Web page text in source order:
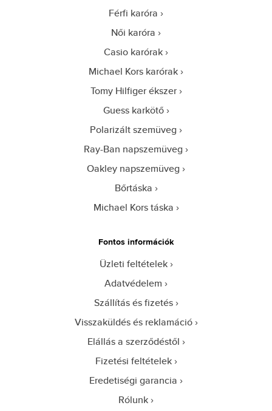
Férfi karóra
Női karóra
Casio karórak
Michael Kors karórak
Tomy Hilfiger ékszer
Guess karkötő
Polarizált szemüveg
Ray-Ban napszemüveg
Oakley napszemüveg
Bőrtáska
Michael Kors táska
Fontos információk
Üzleti feltételek
Adatvédelem
Szállítás és fizetés
Visszaküldés és reklamáció
Elállás a szerződéstől
Fizetési feltételek
Eredetiségi garancia
Rólunk